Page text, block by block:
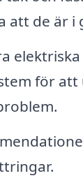
att de är i
för att